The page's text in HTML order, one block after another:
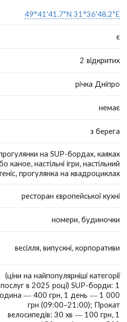
49°41'41.7"N 31°36'48.2"E
є
2 відкритих
річка Дніпро
немає
з берега
на SUP-бордах, каяках
каное, настільні ігри, настільний
прогулянка на квадроциклах
ресторан європейської кухні
номери, будиночки
весілля, випускні, корпоративи
(ціни на найпопулярніші категорії
послуг в 2025 році) SUP-борди: 1
— 400 грн, 1 день — 1 000
грн (09:00–21:00); Прокат
велосипедів: 30 хв — 100 грн, 1